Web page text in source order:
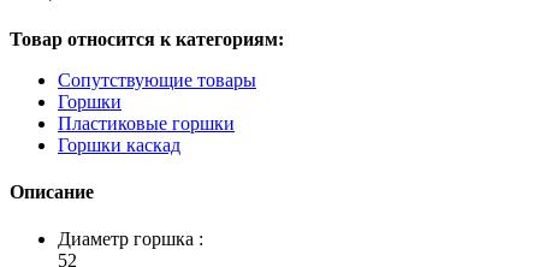
Товар относится к категориям:
Сопутствующие товары
Горшки
Пластиковые горшки
Горшки каскад
Описание
Диаметр горшка :
52